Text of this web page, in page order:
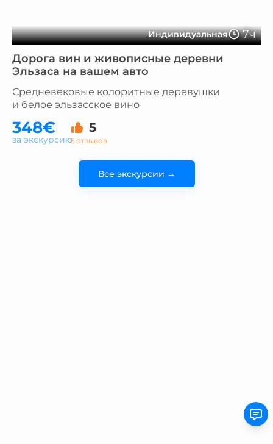
Индивидуальная 7ч
Дорога вин и живописные деревни
Эльзаса на вашем авто
Средневековые колоритные деревушки
и белое эльзасское вино
348€ 5
6 отзывов
за экскурсию
Все экскурсии →